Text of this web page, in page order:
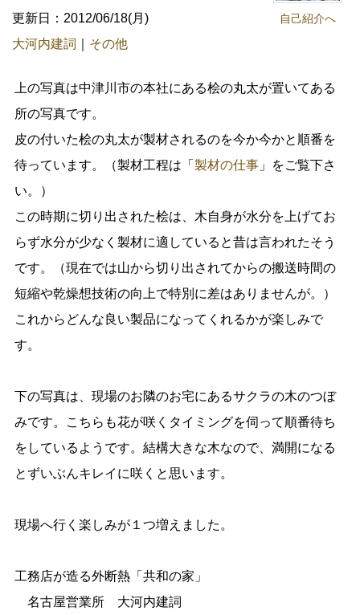
自己紹介へ
更新日：2012/06/18(月)
大河内建詞
その他
上の写真は中津川市の本社にある桧の丸太が置いてある
所の写真です。
皮の付いた桧の丸太が製材されるのを今か今かと順番を
待っています。（製材工程は「 製材の仕事 」をご覧下さ
い。）
この時期に切り出された桧は、木自身が水分を上げてお
らず水分が少なく製材に適していると昔は言われたそう
です。（現在では山から切り出されてからの搬送時間の
短縮や乾燥想技術の向上で特別に差はありませんが。）
これからどんな良い製品になってくれるかが楽しみで
す。
下の写真は、現場のお隣のお宅にあるサクラの木のつぼ
みです。こちらも花が咲くタイミングを伺って順番待ち
をしているようです。結構大きな木なので、満開になる
とずいぶんキレイに咲くと思います。
現場へ行く楽しみが１つ増えました。
工務店が造る外断熱「共和の家」
名古屋営業所 大河内建詞